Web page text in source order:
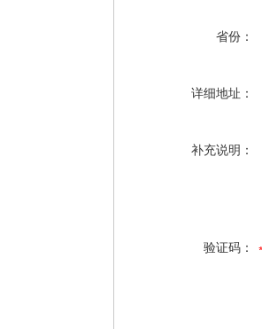
省份：
详细地址：
补充说明：
验证码：